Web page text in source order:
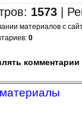
: 1573
материалов с
: 0
комментарии